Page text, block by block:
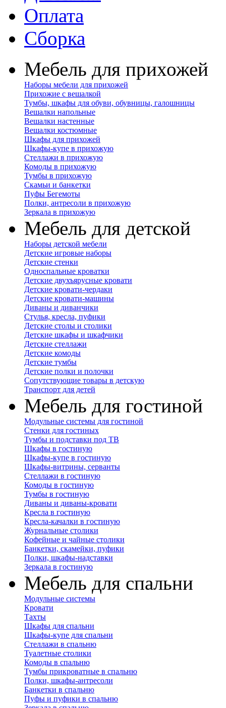
Оплата
Сборка
Мебель для прихожей
Наборы мебели для прихожей
Прихожие с вешалкой
Тумбы, шкафы для обуви, обувницы, галошницы
Вешалки напольные
Вешалки настенные
Вешалки костюмные
Шкафы для прихожей
Шкафы-купе в прихожую
Стеллажи в прихожую
Комоды в прихожую
Тумбы в прихожую
Скамьи и банкетки
Пуфы Бегемоты
Полки, антресоли в прихожую
Зеркала в прихожую
Мебель для детской
Наборы детской мебели
Детские игровые наборы
Детские стенки
Односпальные кроватки
Детские двухъярусные кровати
Детские кровати-чердаки
Детские кровати-машины
Диваны и диванчики
Стулья, кресла, пуфики
Детские столы и столики
Детские шкафы и шкафчики
Детские стеллажи
Детские комоды
Детские тумбы
Детские полки и полочки
Сопутствующие товары в детскую
Транспорт для детей
Мебель для гостиной
Модульные системы для гостиной
Стенки для гостиных
Тумбы и подставки под ТВ
Шкафы в гостиную
Шкафы-купе в гостиную
Шкафы-витрины, серванты
Стеллажи в гостиную
Комоды в гостиную
Тумбы в гостиную
Диваны и диваны-кровати
Кресла в гостиную
Кресла-качалки в гостиную
Журнальные столики
Кофейные и чайные столики
Банкетки, скамейки, пуфики
Полки, шкафы-надставки
Зеркала в гостиную
Мебель для спальни
Модульные системы
Кровати
Тахты
Шкафы для спальни
Шкафы-купе для спальни
Стеллажи в спальню
Туалетные столики
Комоды в спальню
Тумбы прикроватные в спальню
Полки, шкафы-антресоли
Банкетки в спальню
Пуфы и пуфики в спальню